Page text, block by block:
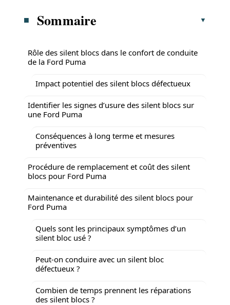
Sommaire
Rôle des silent blocs dans le confort de conduite
de la Ford Puma
Impact potentiel des silent blocs défectueux
Identifier les signes d’usure des silent blocs sur
une Ford Puma
Conséquences à long terme et mesures
préventives
Procédure de remplacement et coût des silent
blocs pour Ford Puma
Maintenance et durabilité des silent blocs pour
Ford Puma
Quels sont les principaux symptômes d’un
silent bloc usé ?
Peut-on conduire avec un silent bloc
défectueux ?
Combien de temps prennent les réparations
des silent blocs ?